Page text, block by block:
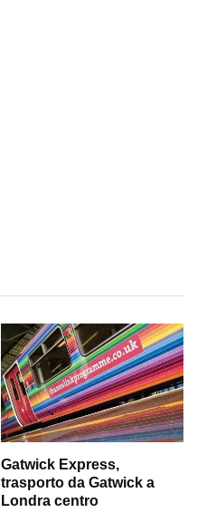
Gatwick Express,
trasporto da Gatwick a
Londra centro